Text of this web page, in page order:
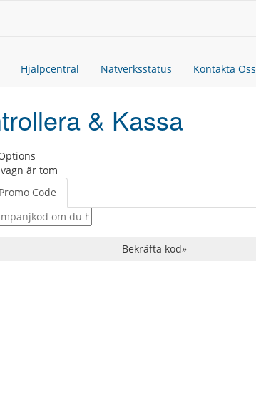
Hjälpcentral Nätverksstatus Kontakta Oss
& Kassa
är tom
Code
Bekräfta kod»